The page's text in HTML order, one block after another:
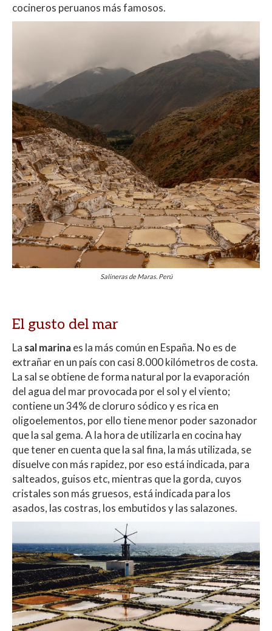
cocineros peruanos más famosos.
Salineras de Maras. Perú
El gusto del mar
La sal marinaes la más común en España. No es de
extrañar en un país con casi 8.000 kilómetros de costa.
La sal se obtiene de forma natural por la evaporación
del agua del mar provocada por el sol y el viento;
contiene un 34% de cloruro sódico y es rica en
oligoelementos, por ello tiene menor poder sazonador
que la sal gema. A la hora de utilizarla en cocina hay
que tener en cuenta que la sal fina, la más utilizada, se
disuelve con más rapidez, por eso está indicada, para
salteados, guisos etc, mientras que la gorda, cuyos
cristales son más gruesos, está indicada para los
asados, las costras, los embutidos y las salazones.